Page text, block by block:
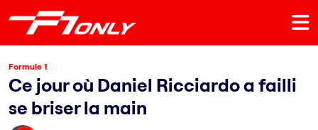
Formule 1
Ce jour où Daniel Ricciardo a failli
se briser la main